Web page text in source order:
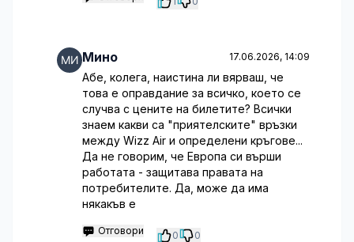
Мино 17.06.2026, 14:09
Абе, колега, наистина ли вярваш, че
това е оправдание за всичко, което се
случва с цените на билетите? Всички
знаем какви са "приятелските" връзки
между Wizz Air и определени кръгове...
Да не говорим, че Европа си върши
работата - защитава правата на
потребителите. Да, може да има
някакъв е
Отговори 0 0